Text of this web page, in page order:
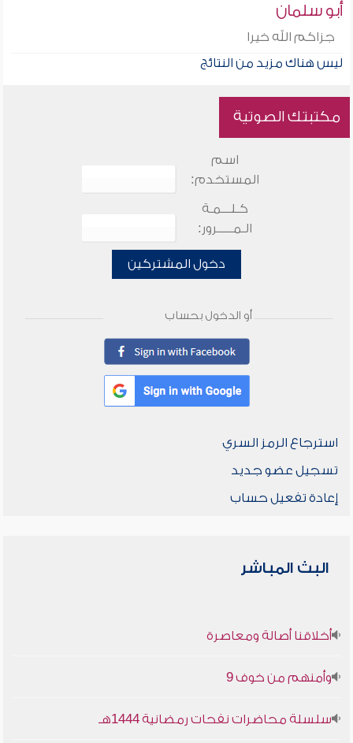
أبو سلمان
جزاكم الله خيرا
ليس هناك مزيد من النتائج
مكتبتك الصوتية
اسم
المستخدم:
كـلـــمـة
الـمـــــرور:
دخول المشتركين
أو الدخول بحساب
استرجاع الرمز السري
تسجيل عضو جديد
إعادة تفعيل حساب
البث المباشر
أخلاقنا أصالة ومعاصرة
وأمنهم من خوف 9
سلسلة محاضرات نفحات رمضانية 1444هـ